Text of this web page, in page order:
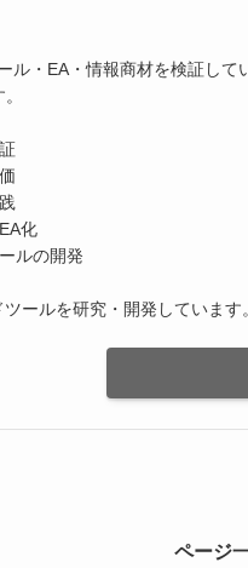
・EA・情報商材を検証して
化
ルの開発
ールを研究・開発しています。
ページ